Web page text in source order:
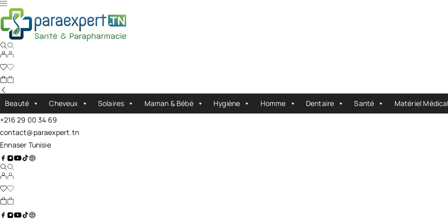
Beauté Cheveux Solaires Maman & Bébé Hygiène Homme Dentaire Santé Matériel Médical
+216 29 00 34 69
contact@paraexpert.tn
Ennaser Tunisie